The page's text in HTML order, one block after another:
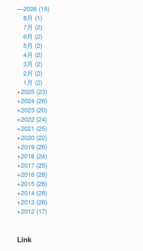
—2026 (15)
8月 (1)
7月 (2)
6月 (2)
5月 (2)
4月 (2)
3月 (2)
2月 (2)
1月 (2)
+2025 (23)
+2024 (26)
+2023 (20)
+2022 (24)
+2021 (25)
+2020 (22)
+2019 (26)
+2018 (24)
+2017 (25)
+2016 (28)
+2015 (26)
+2014 (28)
+2013 (26)
+2012 (17)
Link